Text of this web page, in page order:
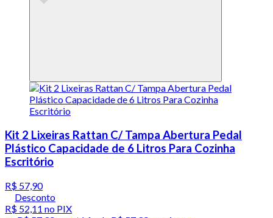
Kit 2 Lixeiras Rattan C/ Tampa Abertura Pedal
Plástico Capacidade de 6 Litros Para Cozinha
Escritório
R$ 57,90
Desconto
R$ 52,11 no PIX